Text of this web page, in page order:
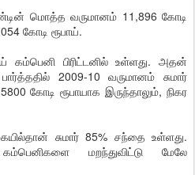
மொத்த வருமானம் 11,896 கோடி
கோடி ரூபாய்.
பிரிட்டனில் உள்ளது. அதன்
2009-10 வருமானம் சுமார்
கோடி ரூபாயாக இருந்தாலும், நிகர
சுமார் 85% சந்தை உள்ளது.
மறந்துவிட்டு மேலே